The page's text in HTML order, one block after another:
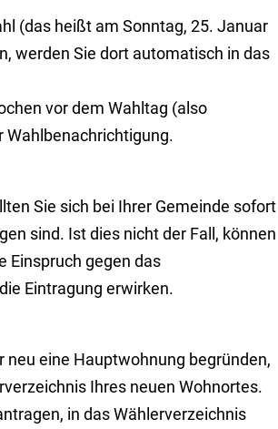
(das heißt am Sonntag, 25. Januar
werden Sie dort automatisch in das
vor dem Wahltag (also
Wahlbenachrichtigung.
Sie sich bei Ihrer Gemeinde sofort
sind. Ist dies nicht der Fall, können
Einspruch gegen das
Eintragung erwirken.
neu eine Hauptwohnung begründen,
Ihres neuen Wohnortes.
in das Wählerverzeichnis